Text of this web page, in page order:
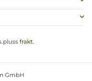
frakt.
GmbH